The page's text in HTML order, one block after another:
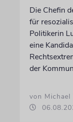
Die Chefin
für
Politikerin
eine
der
von Michael